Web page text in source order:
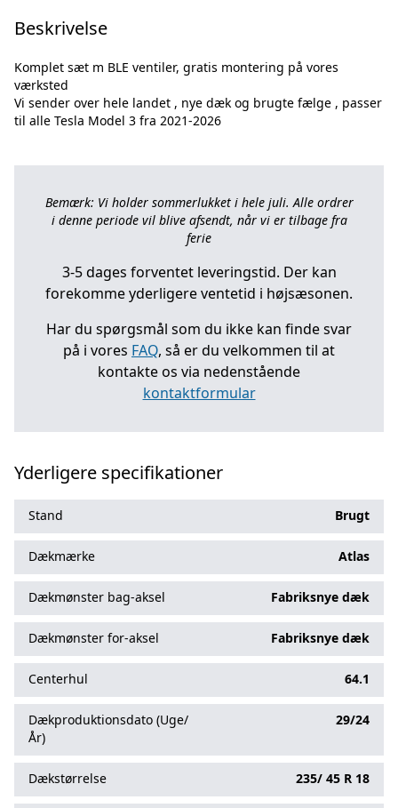
Beskrivelse
Komplet sæt m BLE ventiler, gratis montering på vores
værksted
Vi sender over hele landet , nye dæk og brugte fælge , passer
Bemærk: Vi holder sommerlukket i hele juli. Alle ordrer
i denne periode vil blive afsendt, når vi er tilbage fra
ferie
3-5 dages forventet leveringstid. Der kan
forekomme yderligere ventetid i højsæsonen.
Har du spørgsmål som du ikke kan finde svar
på i vores FAQ, så er du velkommen til at
kontakte os via nedenstående
kontaktformular
Yderligere specifikationer
Stand Brugt
Dækmærke Atlas
Dækmønster bag-aksel Fabriksnye dæk
Dækmønster for-aksel Fabriksnye dæk
Centerhul 64.1
Dækproduktionsdato (Uge/
År)
29/24
Dækstørrelse 235/ 45 R 18